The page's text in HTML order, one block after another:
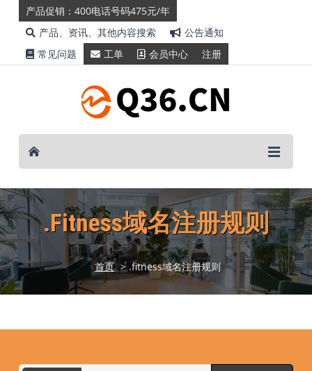
产品促销：400电话号码475元/年
产品、资讯、其他内容搜索
公告通知
常见问题
工单 会员中心 注册
.fitness域名注册规则
首页 > .fitness域名注册规则